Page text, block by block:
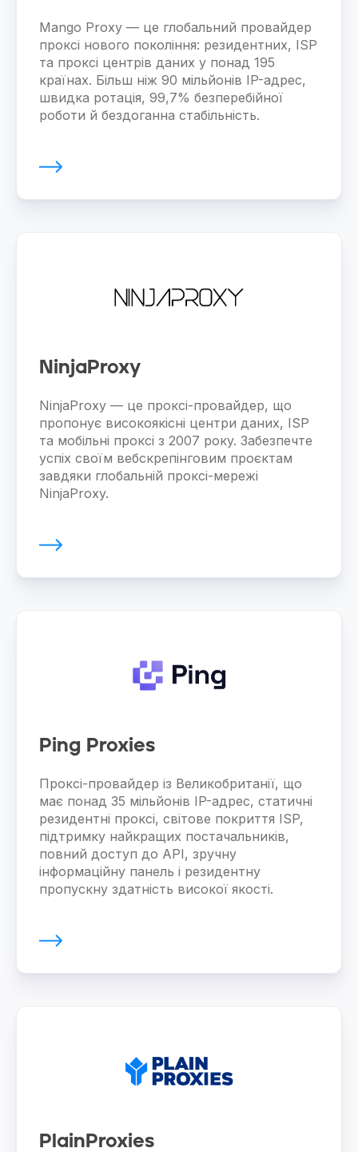
Mango Proxy — це глобальний провайдер
проксі нового покоління: резидентних, ISP
та проксі центрів даних у понад 195
країнах. Більш ніж 90 мільйонів IP-адрес,
швидка ротація, 99,7% безперебійної
роботи й бездоганна стабільність.
NinjaProxy
NinjaProxy — це проксі-провайдер, що
пропонує високоякісні центри даних, ISP
та мобільні проксі з 2007 року. Забезпечте
успіх своїм вебскрепінговим проєктам
завдяки глобальній проксі-мережі
NinjaProxy.
Ping Proxies
Проксі-провайдер із Великобританії, що
має понад 35 мільйонів IP-адрес, статичні
резидентні проксі, світове покриття ISP,
підтримку найкращих постачальників,
повний доступ до API, зручну
інформаційну панель і резидентну
пропускну здатність високої якості.
PlainProxies